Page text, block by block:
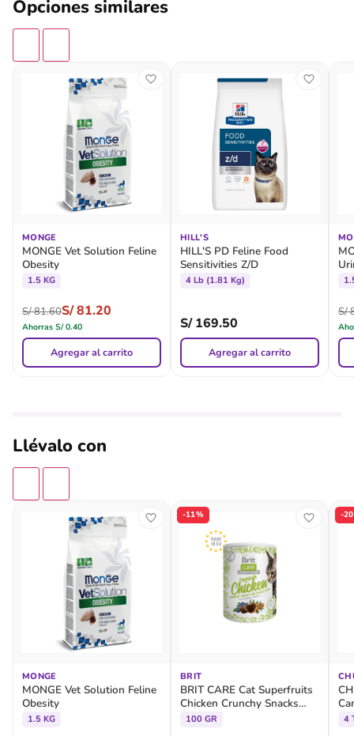
Opciones similares
MONGE
MONGE Vet Solution Feline
Obesity
1.5 KG
S/81.60S/81.20
Ahorras S/0.40
Agregar al carrito
HILL'S
HILL'S PD Feline Food
Sensitivities Z/D
4 Lb (1.81 Kg)
S/169.50
Agregar al carrito
S/
Llévalo con
MONGE
MONGE Vet Solution Feline
Obesity
1.5 KG
-11%
BRIT
BRIT CARE Cat Superfruits
Chicken Crunchy Snacks
Gato Adulto - Lata
100 GR
-
4